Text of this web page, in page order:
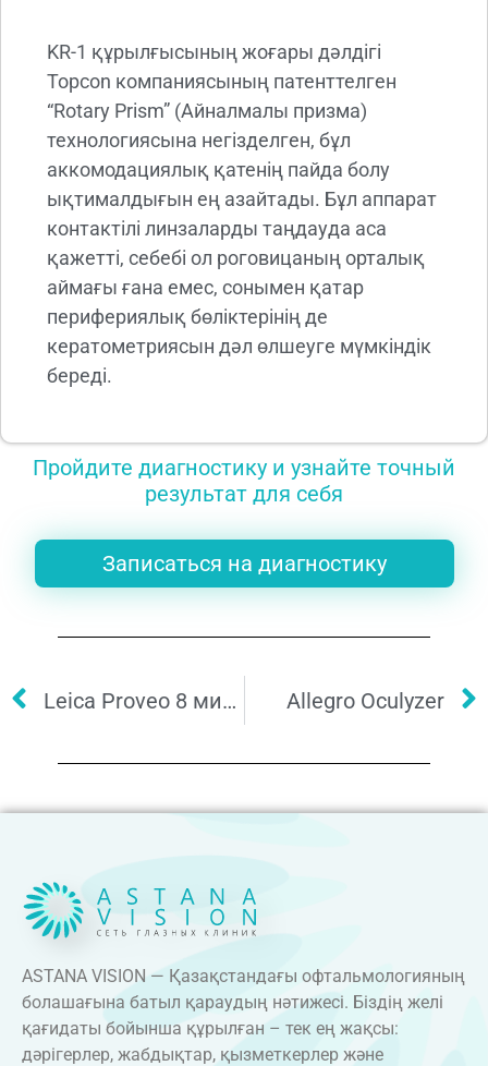
KR-1 құрылғысының жоғары дәлдігі
Topcon компаниясының патенттелген
“Rotary Prism” (Айналмалы призма)
технологиясына негізделген, бұл
аккомодациялық қатенің пайда болу
ықтималдығын ең азайтады. Бұл аппарат
контактілі линзаларды таңдауда аса
қажетті, себебі ол роговицаның орталық
аймағы ғана емес, сонымен қатар
перифериялық бөліктерінің де
кератометриясын дәл өлшеуге мүмкіндік
береді.
Пройдите диагностику и узнайте точный
результат для себя
Записаться на диагностику
Leica Proveo 8 микроскопы Allegro Oculyzer
ASTANA VISION — Қазақстандағы офтальмологияның
болашағына батыл қараудың нәтижесі. Біздің желі
қағидаты бойынша құрылған – тек ең жақсы:
дәрігерлер, жабдықтар, қызметкерлер және